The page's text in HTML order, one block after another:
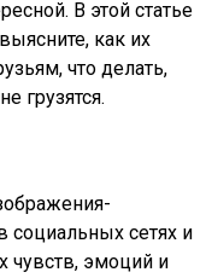
В этой статье
как их
что делать,
грузятся.
социальных сетях и
чувств, эмоций и